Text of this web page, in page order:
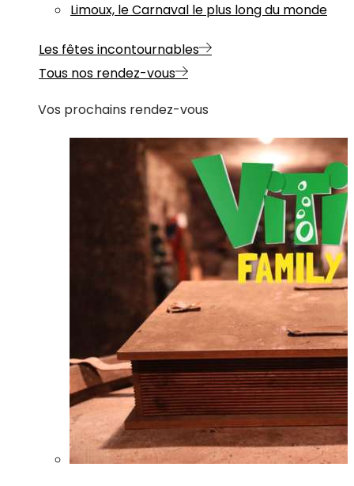
Limoux, le Carnaval le plus long du monde
Les fêtes incontournables
Tous nos rendez-vous
Vos prochains rendez-vous